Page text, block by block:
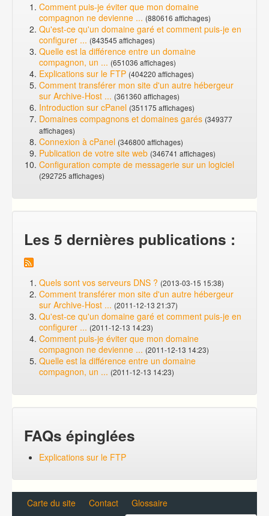
Comment puis-je éviter que mon domaine
compagnon ne devienne ... (880616 affichages)
Qu'est-ce qu'un domaine garé et comment puis-je en
configurer ... (843545 affichages)
Quelle est la différence entre un domaine
compagnon, un ... (651036 affichages)
Explications sur le FTP (404220 affichages)
Comment transférer mon site d'un autre hébergeur
sur Archive-Host ... (361360 affichages)
Introduction sur cPanel (351175 affichages)
Domaines compagnons et domaines garés (349377
affichages)
Connexion à cPanel (346800 affichages)
Publication de votre site web (346741 affichages)
Configuration compte de messagerie sur un logiciel
(292725 affichages)
Les 5 dernières publications :
Quels sont vos serveurs DNS ? (2013-03-15 15:38)
Comment transférer mon site d'un autre hébergeur
sur Archive-Host ... (2011-12-13 21:37)
Qu'est-ce qu'un domaine garé et comment puis-je en
configurer ... (2011-12-13 14:23)
Comment puis-je éviter que mon domaine
compagnon ne devienne ... (2011-12-13 14:23)
Quelle est la différence entre un domaine
compagnon, un ... (2011-12-13 14:23)
FAQs épinglées
Explications sur le FTP
Carte du site Contact Glossaire